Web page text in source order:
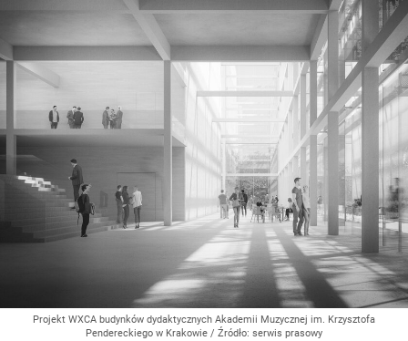
Projekt WXCA budynków dydaktycznych Akademii Muzycznej im. Krzysztofa
Pendereckiego w Krakowie / Źródło: serwis prasowy